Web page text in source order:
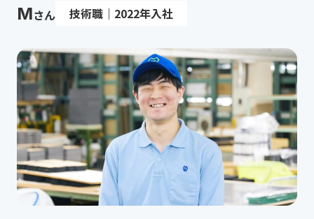
Mさん 技術職｜2022年入社